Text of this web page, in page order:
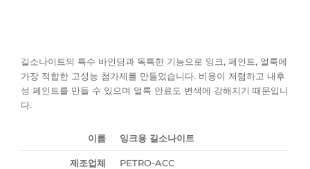
길소나이트의 특수 바인딩과 독특한 기능으로 잉크, 페인트, 얼룩에
가장 적합한 고성능 첨가제를 만들었습니다. 비용이 저렴하고 내후
성 페인트를 만들 수 있으며 얼룩 안료도 변색에 강해지기 때문입니
다.
이름 잉크용 길소나이트
제조업체 PETRO-ACC